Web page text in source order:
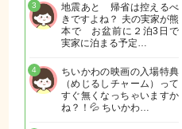
地震あと 帰省は控えるべ
きですよね？ 夫の実家が熊
本で お盆前に２泊3日で
実家に泊まる予定…
3
ちいかわの映画の入場特典
（めじるしチャーム）って
すぐ無くなっちゃいますか
ね？！💦 ちいかわ…
4